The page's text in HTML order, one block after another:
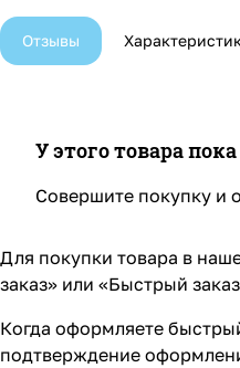
Отзывы
У этого товара
Совершите покупку и
Для покупки товара в
заказ» или «Быстрый
Когда оформляете
подтверждение